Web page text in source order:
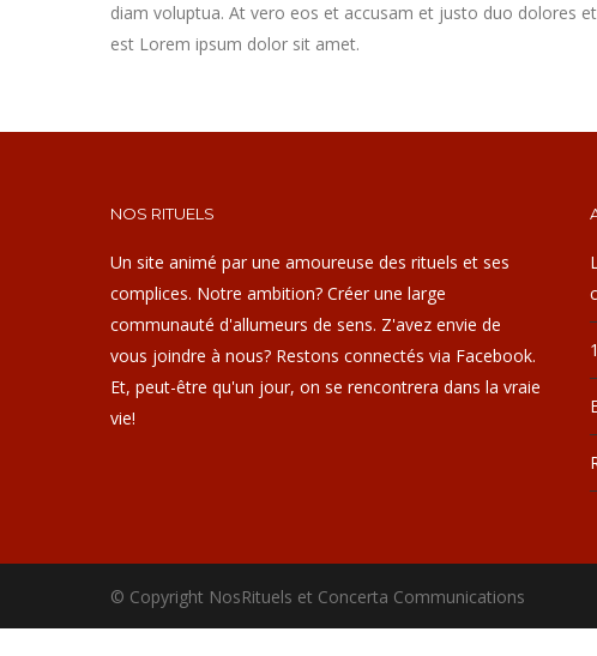
diam voluptua. At vero eos et accusam et justo duo dolores
est Lorem ipsum dolor sit amet.
NOS RITUELS
Un site animé par une amoureuse des rituels et ses
complices. Notre ambition? Créer une large
communauté d'allumeurs de sens. Z'avez envie de
vous joindre à nous? Restons connectés via Facebook.
Et, peut-être qu'un jour, on se rencontrera dans la vraie
vie!
© Copyright NosRituels et Concerta Communications